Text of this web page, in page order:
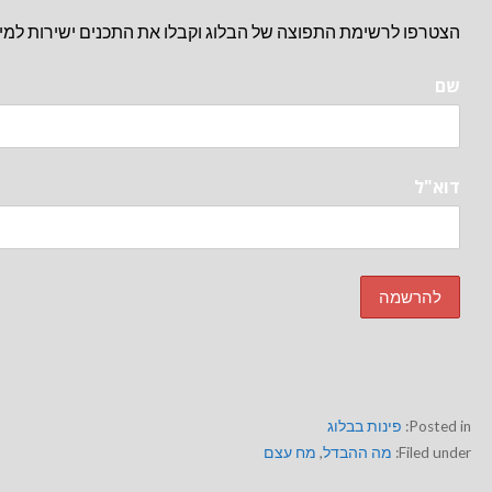
הצטרפו לרשימת התפוצה של הבלוג וקבלו את התכנים ישירות
שם
דוא"ל
Posted in: פינות בבלוג
Filed under: מה ההבדל, מח עצם